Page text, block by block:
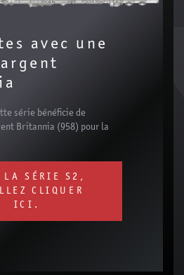
avec une
série bénéficie de
Britannia (958) pour la
LA SÉRIE S2,
CLIQUER
ICI.